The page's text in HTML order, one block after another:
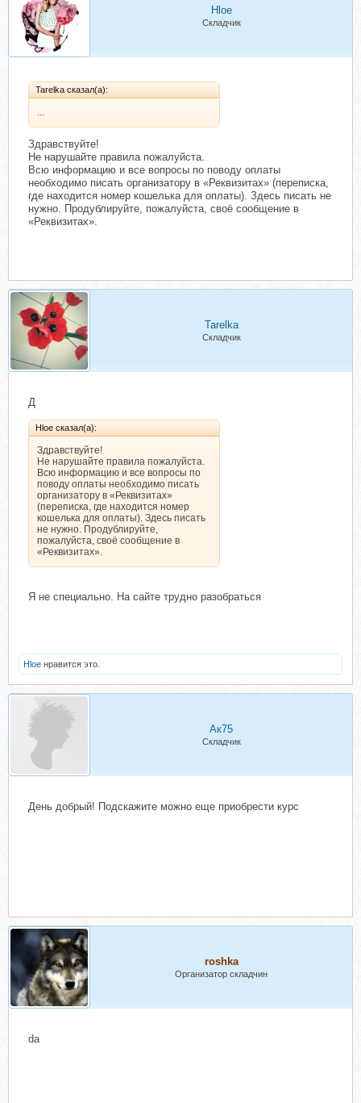
Hloe
Складчик
Tarelka сказал(а):
...
Здравствуйте!
Не нарушайте правила пожалуйста.
Всю информацию и все вопросы по поводу оплаты
необходимо писать организатору в «Реквизитах» (переписка,
где находится номер кошелька для оплаты). Здесь писать не
нужно. Продублируйте, пожалуйста, своё сообщение в
«Реквизитах».
Tarelka
Складчик
Д
Hloe сказал(а):
Здравствуйте!
Не нарушайте правила пожалуйста.
Всю информацию и все вопросы по
поводу оплаты необходимо писать
организатору в «Реквизитах»
(переписка, где находится номер
кошелька для оплаты). Здесь писать
не нужно. Продублируйте,
пожалуйста, своё сообщение в
«Реквизитах».
Я не специально. На сайте трудно разобраться
Hloe нравится это.
Ак75
Складчик
День добрый! Подскажите можно еще приобрести курс
roshka
Организатор складчин
da